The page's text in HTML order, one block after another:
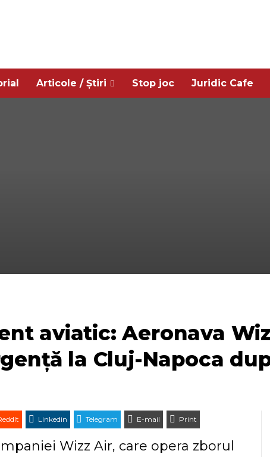
Articole / Știri Stop joc Juridic Cafe
aviatic: Aeronava
la Cluj-Napoca
Linkedin Telegram E-mail Print
Wizz Air, care opera zborul